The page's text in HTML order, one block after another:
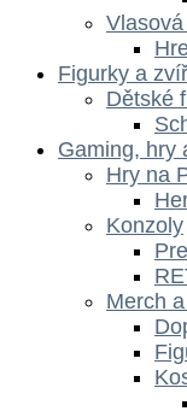
Figurky a
Dětské
Gaming, hry
Hry na
Konzoly
Merch